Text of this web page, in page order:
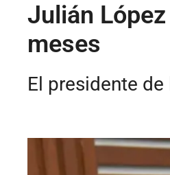
Julián
meses
El presidente